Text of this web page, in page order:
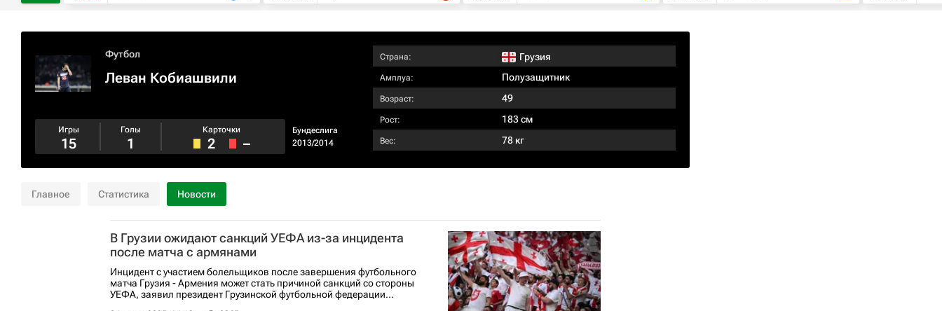
Футбол
Леван Кобиашвили
Бундеслига
2013/2014
Игры
15
Голы
1
Карточки
2 –
Страна: Грузия
Амплуа: Полузащитник
Возраст: 49
Рост: 183 см
Вес: 78 кг
Главное Статистика Новости
В Грузии ожидают санкций УЕФА из-за инцидента
после матча с армянами
Инцидент с участием болельщиков после завершения футбольного
матча Грузия - Армения может стать причиной санкций со стороны
УЕФА, заявил президент Грузинской футбольной федерации...